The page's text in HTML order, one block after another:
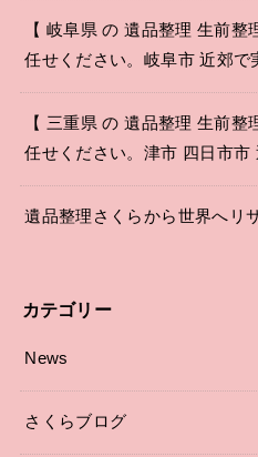
【 岐阜県 の 遺品整理 生前
任せください。岐阜市 近郊で
【 三重県 の 遺品整理 生前
任せください。津市 四日市市
遺品整理さくらから世界へリ
カテゴリー
News
さくらブログ